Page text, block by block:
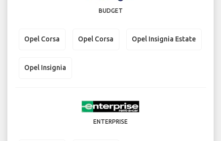
BUDGET
Opel Corsa Opel Corsa Opel Insignia Estate
Opel Insignia
ENTERPRISE